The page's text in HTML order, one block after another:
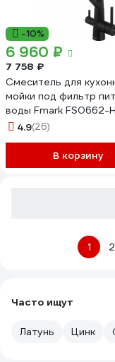
-10%
6 960 ₽
7 758 ₽
Смеситель для
мойки под фильтр
воды Fmark FS0662-
4.9(26)
В корзину
1 2
Часто ищут
Латунь Цинк